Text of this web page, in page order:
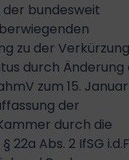
der bundesweit
zu der
durch Änderung
zum 15.
der
durch die
22a Abs. 2 IfSG